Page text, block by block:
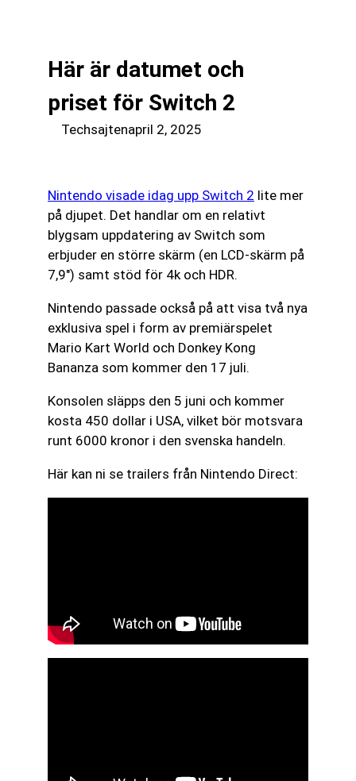
Här är datumet och
priset för Switch 2
Techsajtenapril 2, 2025
Nintendo visade idag upp Switch 2 lite mer
på djupet. Det handlar om en relativt
blygsam uppdatering av Switch som
erbjuder en större skärm (en LCD-skärm på
7,9″) samt stöd för 4k och HDR.
Nintendo passade också på att visa två nya
exklusiva spel i form av premiärspelet
Mario Kart World och Donkey Kong
Bananza som kommer den 17 juli.
Konsolen släpps den 5 juni och kommer
kosta 450 dollar i USA, vilket bör motsvara
runt 6000 kronor i den svenska handeln.
Här kan ni se trailers från Nintendo Direct: